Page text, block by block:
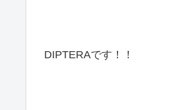
DIPTERAです！！